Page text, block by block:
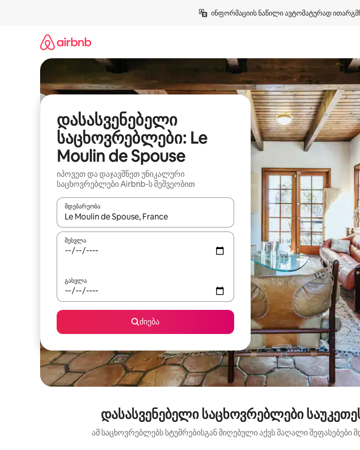
ინფორმაციის ნაწილი ავტომატურად
დასასვენებელი
საცხოვრებლები: Le
Moulin de Spouse
იპოვეთ და დაჯავშნეთ უნიკალური
საცხოვრებლები Airbnb-ს მეშვეობით
მდებარეობა
როცა შედეგები ხელმისაწვდომი გახდება, ნავიგაციისთვის გამოიყენეთ კლავიშები
შესვლა
გასვლა
ძიება
დასასვენებელი საცხოვრებლები
ამ საცხოვრებლებს სტუმრებისგან მიღებული აქვს მაღალი შეფასებები